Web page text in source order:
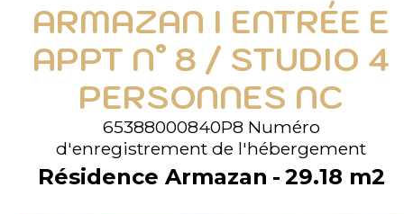
ARMAZAN I ENTRÉE E
APPT N° 8 / STUDIO 4
PERSONNES NC
65388000840P8 Numéro
d'enregistrement de l'hébergement
Résidence Armazan 29.18 m2